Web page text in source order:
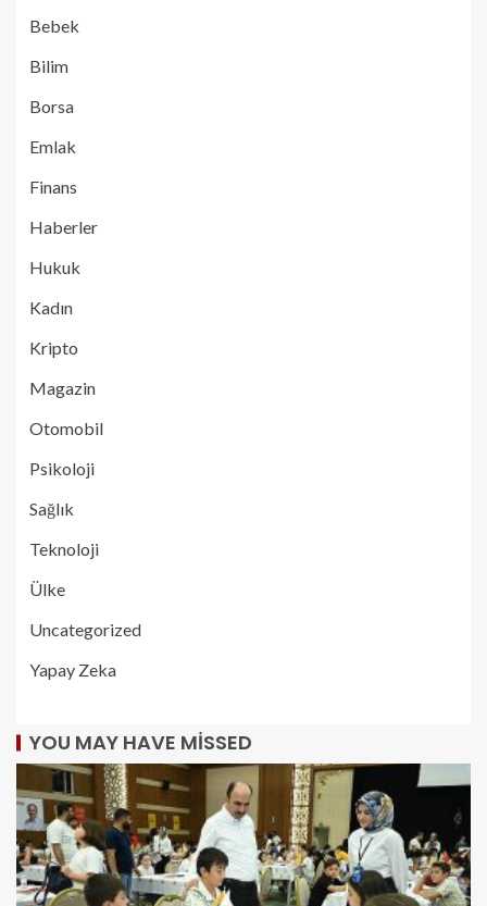
Bebek
Bilim
Borsa
Emlak
Finans
Haberler
Hukuk
Kadın
Kripto
Magazin
Otomobil
Psikoloji
Sağlık
Teknoloji
Ülke
Uncategorized
Yapay Zeka
YOU MAY HAVE MISSED